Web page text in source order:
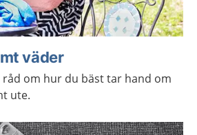
väder
råd om hur du bäst tar hand om
ute.